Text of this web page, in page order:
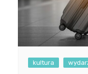
kultura